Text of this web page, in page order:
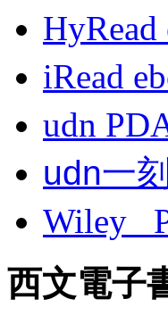
iRead
udn
udn一
Wiley
西文電子